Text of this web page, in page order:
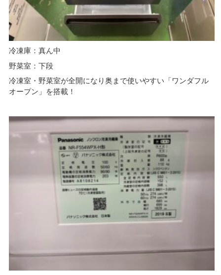
冷凍庫：真ん中
野菜室：下段
冷凍室・野菜室が全開になり奥まで使いやすい「ワンダフル
オープン」を搭載！